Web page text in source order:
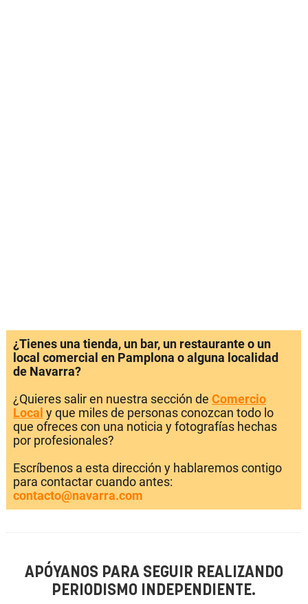
¿Tienes una tienda, un bar, un restaurante o un
local comercial en Pamplona o alguna localidad
de Navarra?
¿Quieres salir en nuestra sección de Comercio
Local y que miles de personas conozcan todo lo
que ofreces con una noticia y fotografías hechas
por profesionales?
Escríbenos a esta dirección y hablaremos contigo
para contactar cuando antes:
contacto@navarra.com
APÓYANOS PARA SEGUIR REALIZANDO
PERIODISMO INDEPENDIENTE.